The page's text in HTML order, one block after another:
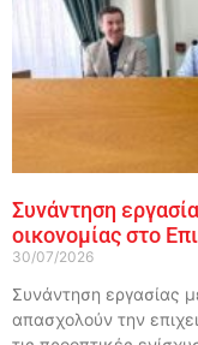
Συνάντηση
οικονομίας στο
30/07/2026
Συνάντηση εργασίας
απασχολούν την